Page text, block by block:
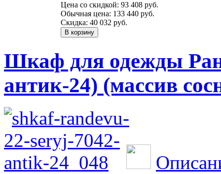
Цена со скидкой: 93 408 руб.
Обычная цена: 133 440 руб.
Скидка: 40 032 руб.
Шкаф для одежды
антик-24) (массив